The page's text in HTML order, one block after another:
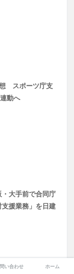
想 スポーツ庁支
動へ
大手前で合同庁
援業務」を日建
い合わせ ホーム